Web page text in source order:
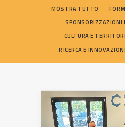
MOSTRA TUTTO
SPONSORIZZAZIONI
CULTURA E
RICERCA E